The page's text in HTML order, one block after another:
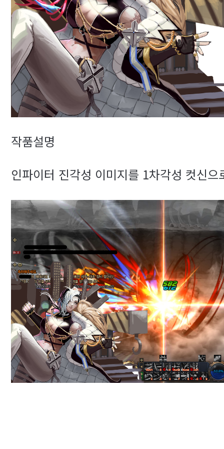
작품설명
인파이터 진각성 이미지를 1차각성 컷신으